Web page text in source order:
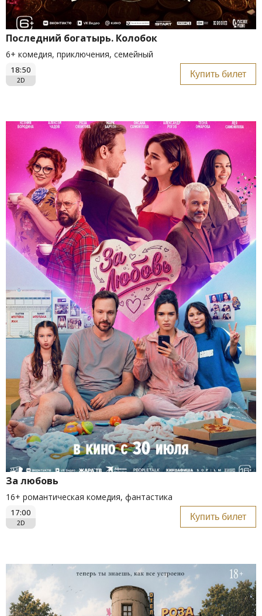
Последний богатырь. Колобок
6+ комедия, приключения, семейный
18:50
2D
Купить билет
За любовь
16+ романтическая комедия, фантастика
17:00
2D
Купить билет